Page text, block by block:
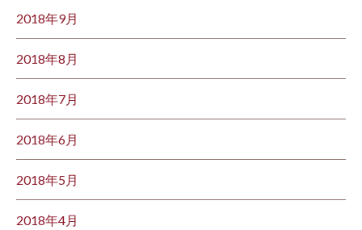
2018年9月
2018年8月
2018年7月
2018年6月
2018年5月
2018年4月